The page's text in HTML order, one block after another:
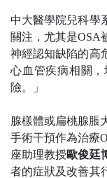
中大醫學院兒科學
關注，尤其是OSA
神經認知缺陷的高
心血管疾病相關
險。
」
腺樣體或扁桃腺脹
手術干預作為治療
座助理教授歐俊廷
者的症狀及改善其